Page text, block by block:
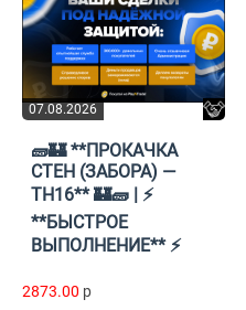
07.08.2026
🧱🏰 **ПРОКАЧКА
СТЕН (ЗАБОРА) —
TH16** 🏰🧱 | ⚡
**БЫСТРОЕ
ВЫПОЛНЕНИЕ** ⚡
2873.00 p